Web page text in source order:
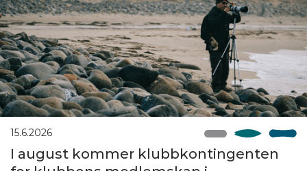
15.6.2026
I august kommer klubbkontingenten